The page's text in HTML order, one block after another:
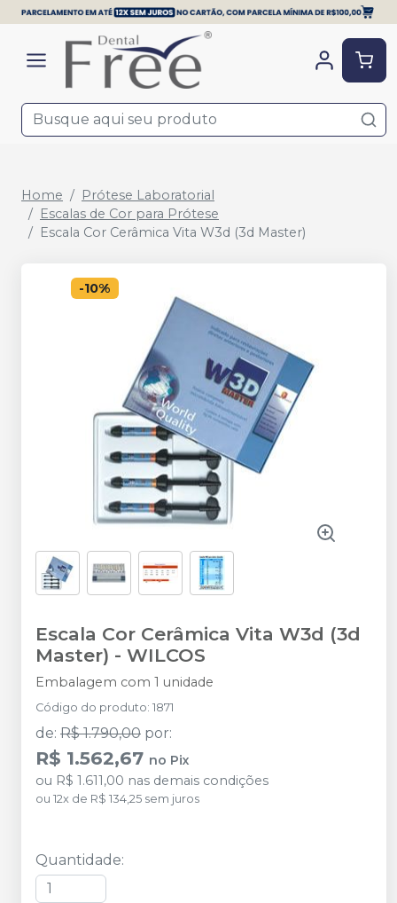
Home
Prótese Laboratorial
Escalas de Cor para Prótese
Escala Cor Cerâmica Vita W3d (3d Master)
-10%
Escala Cor Cerâmica Vita W3d (3d
Master) - WILCOS
Embalagem com 1 unidade
Código do produto: 1871
de: R$ 1.790,00 por:
R$ 1.562,67 no Pix
ou R$ 1.611,00 nas demais condições
ou 12x de R$ 134,25 sem juros
Quantidade: